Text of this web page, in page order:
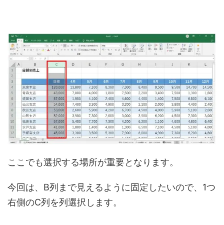
ここでも選択する場所が重要となります。
今回は、B列まで見えるように固定したいので、1つ
右側のC列を列選択します。